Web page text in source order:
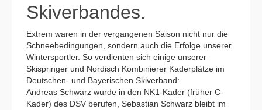
Skiverbandes.
Extrem waren in der vergangenen Saison nicht nur die
Schneebedingungen, sondern auch die Erfolge unserer
Wintersportler. So verdienten sich einige unserer
Skispringer und Nordisch Kombinierer Kaderplätze im
Deutschen- und Bayerischen Skiverband:
Andreas Schwarz wurde in den NK1-Kader (früher C-
Kader) des DSV berufen, Sebastian Schwarz bleibt im